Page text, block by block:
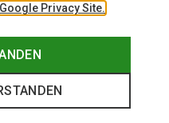
Google Privacy Site.